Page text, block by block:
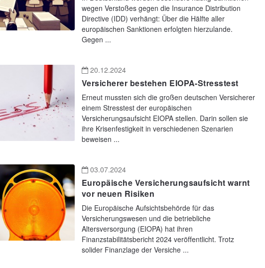
wegen Verstoßes gegen die Insurance Distribution
Directive (IDD) verhängt: Über die Hälfte aller
europäischen Sanktionen erfolgten hierzulande.
Gegen ...
20.12.2024
Versicherer bestehen EIOPA-Stresstest
Erneut mussten sich die großen deutschen Versicherer
einem Stresstest der europäischen
Versicherungsaufsicht EIOPA stellen. Darin sollen sie
ihre Krisenfestigkeit in verschiedenen Szenarien
beweisen ...
03.07.2024
Europäische Versicherungsaufsicht warnt
vor neuen Risiken
Die Europäische Aufsichtsbehörde für das
Versicherungswesen und die betriebliche
Altersversorgung (EIOPA) hat ihren
Finanzstabilitätsbericht 2024 veröffentlicht. Trotz
solider Finanzlage der Versiche ...